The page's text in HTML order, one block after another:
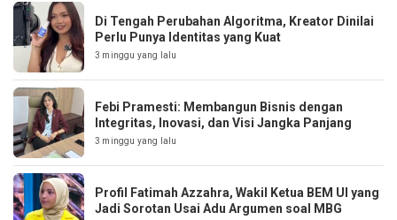
Di Tengah Perubahan Algoritma, Kreator Dinilai
Perlu Punya Identitas yang Kuat
3 minggu yang lalu
Febi Pramesti: Membangun Bisnis dengan
Integritas, Inovasi, dan Visi Jangka Panjang
3 minggu yang lalu
Profil Fatimah Azzahra, Wakil Ketua BEM UI yang
Jadi Sorotan Usai Adu Argumen soal MBG